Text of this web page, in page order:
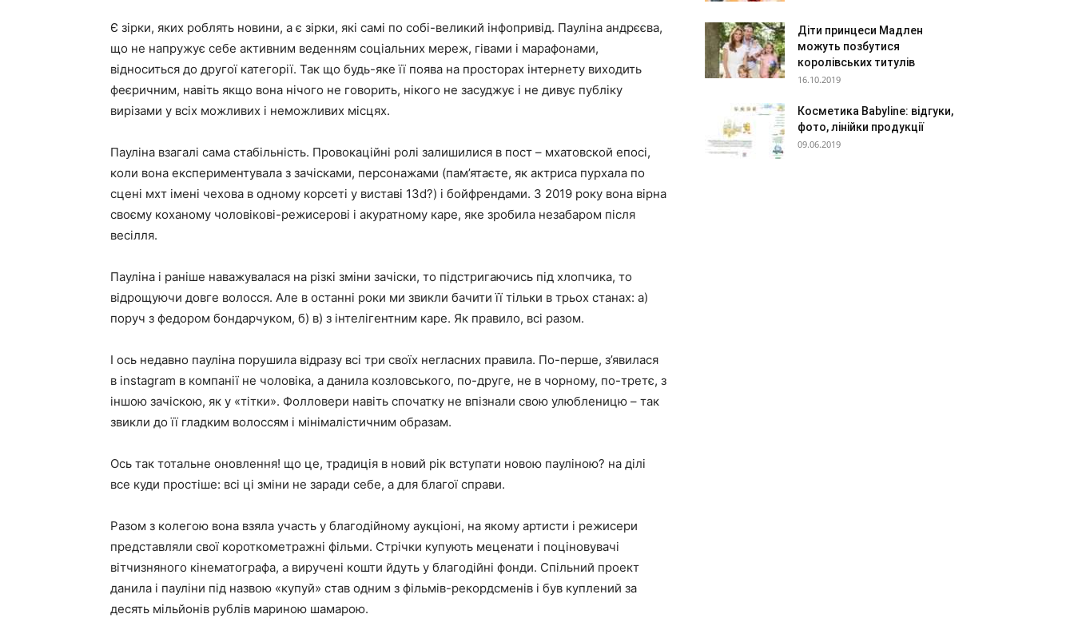
Є зірки, яких роблять новини, а є зірки, які самі по собі-великий інфопривід. Пауліна андрєєва,
що не напружує себе активним веденням соціальних мереж, гівами і марафонами,
відноситься до другої категорії. Так що будь-яке її поява на просторах інтернету виходить
феєричним, навіть якщо вона нічого не говорить, нікого не засуджує і не дивує публіку
вирізами у всіх можливих і неможливих місцях.
Пауліна взагалі сама стабільність. Провокаційні ролі залишилися в пост – мхатовской епосі,
коли вона експериментувала з зачісками, персонажами (пам’ятаєте, як актриса пурхала по
сцені мхт імені чехова в одному корсеті у виставі 13d?) і бойфрендами. З 2019 року вона вірна
своєму коханому чоловікові-режисерові і акуратному каре, яке зробила незабаром після
весілля.
Пауліна і раніше наважувалася на різкі зміни зачіски, то підстригаючись під хлопчика, то
відрощуючи довге волосся. Але в останні роки ми звикли бачити її тільки в трьох станах: а)
поруч з федором бондарчуком, б) в) з інтелігентним каре. Як правило, всі разом.
І ось недавно пауліна порушила відразу всі три своїх негласних правила. По-перше, з’явилася
в instagram в компанії не чоловіка, а данила козловського, по-друге, не в чорному, по-третє, з
іншою зачіскою, як у «тітки». Фолловери навіть спочатку не впізнали свою улюбленицю – так
звикли до її гладким волоссям і мінімалістичним образам.
Ось так тотальне оновлення! що це, традиція в новий рік вступати новою пауліною? на ділі
все куди простіше: всі ці зміни не заради себе, а для благої справи.
Разом з колегою вона взяла участь у благодійному аукціоні, на якому артисти і режисери
представляли свої короткометражні фільми. Стрічки купують меценати і поціновувачі
вітчизняного кінематографа, а виручені кошти йдуть у благодійні фонди. Спільний проект
данила і пауліни під назвою «купуй» став одним з фільмів-рекордсменів і був куплений за
десять мільйонів рублів мариною шамарою.
Діти принцеси Мадлен
можуть позбутися
королівських титулів
16.10.2019
Косметика Babyline: відгуки,
фото, лінійки продукції
09.06.2019